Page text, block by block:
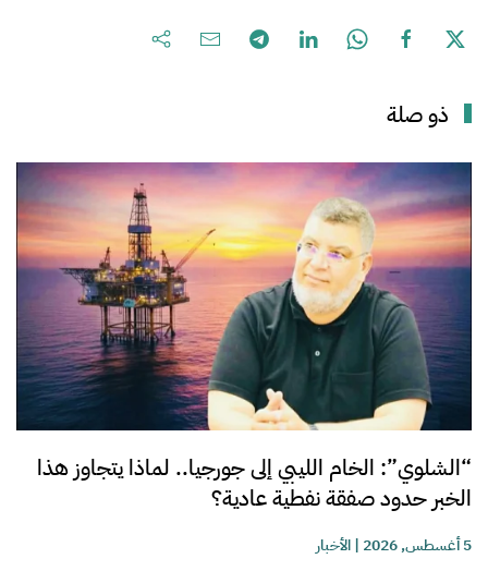
ذو صلة
“الشلوي”: الخام الليبي إلى جورجيا.. لماذا يتجاوز هذا
الخبر حدود صفقة نفطية عادية؟
5 أغسطس, 2026 |الأخبار